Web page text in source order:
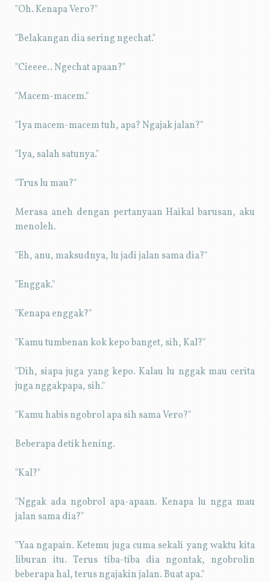
"Oh. Kenapa Vero?"
"Belakangan dia sering ngechat."
"Cieeee.. Ngechat apaan?"
"Macem-macem."
"Iya macem-macem tuh, apa? Ngajak jalan?"
"Iya, salah satunya."
"Trus lu mau?"
Merasa aneh dengan pertanyaan Haikal barusan, aku
menoleh.
"Eh, anu, maksudnya, lu jadi jalan sama dia?"
"Enggak."
"Kenapa enggak?"
"Kamu tumbenan kok kepo banget, sih, Kal?"
"Dih, siapa juga yang kepo. Kalau lu nggak mau cerita
juga nggakpapa, sih."
"Kamu habis ngobrol apa sih sama Vero?"
Beberapa detik hening.
"Kal?"
"Nggak ada ngobrol apa-apaan. Kenapa lu ngga mau
jalan sama dia?"
"Yaa ngapain. Ketemu juga cuma sekali yang waktu kita
liburan itu. Terus tiba-tiba dia ngontak, ngobrolin
beberapa hal, terus ngajakin jalan. Buat apa."